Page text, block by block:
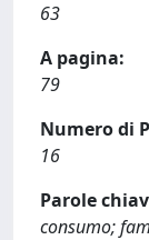
63
A pagina:
79
Numero di
16
Parole
consumo;